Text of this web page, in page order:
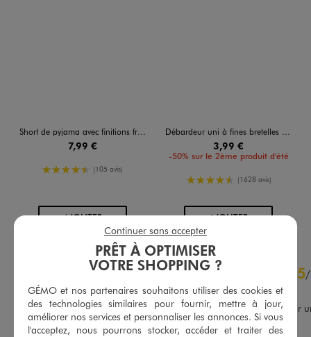
Short de pyjama avec finitions froncées femme
7,99 €
4.5/5 de moyenne
(105 avis)
AJOUTERAU PANIER
Débardeur uni à fines bretelles femme
3,99 €
-50% sur le 2ème produit d'été
4.5/5 de moyenne
(1628 avis)
AJOUTERAU PANIER
4.8/5 5/
Avis vérifié et récompensé
Très agréable à porter pour
tenue décontractée
PRÊT À OPTIMISER
VOTRE SHOPPING ?
GÉMO et nos partenaires souhaitons utiliser des cookies et
des technologies similaires pour fournir, mettre à jour,
améliorer nos services et personnaliser les annonces. Si vous
l'acceptez, nous pourrons stocker, accéder et traiter des
Continuer sans accepter